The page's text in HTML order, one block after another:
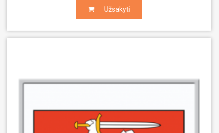
Užsakyti
Užsakyti